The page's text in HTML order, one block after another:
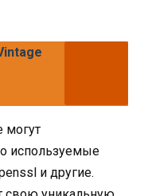
могут
используемые
и другие.